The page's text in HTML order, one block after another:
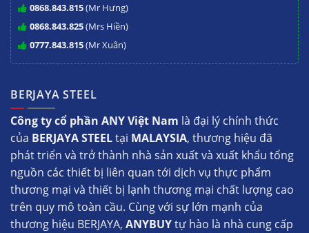
0868.843.815(Mr Hưng)
0868.843.825(Mrs Hiền)
0777.843.815(Mr Xuân)
BERJAYA STEEL
Công ty cổ phần ANY Việt Nam là đại lý chính thức
của BERJAYA STEELtại MALAYSIA, thương hiệu đã
phát triển và trở thành nhà sản xuất và xuất khẩu tổng
nguồn các thiết bị liên quan tới dịch vụ thực phẩm
thương mại và thiết bị lạnh thương mại chất lượng cao
trên quy mô toàn cầu. Cùng với sự lớn mạnh của
thương hiệu BERJAYA, ANYBUYtự hào là nhà cung cấp